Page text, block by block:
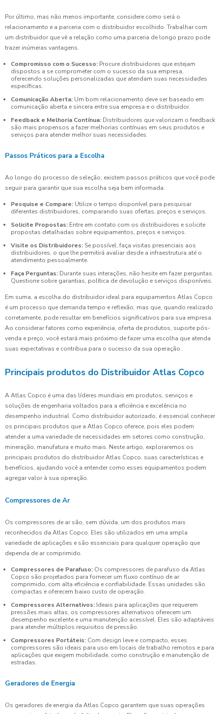
Por último, mas não menos importante, considere como será o
relacionamento e a parceria com o distribuidor escolhido. Trabalhar com
um distribuidor que vê a relação como uma parceria de longo prazo pode
trazer inúmeras vantagens.
Compromisso com o Sucesso: Procure distribuidores que estejam
dispostos a se comprometer com o sucesso da sua empresa,
oferecendo soluções personalizadas que atendam suas necessidades
específicas.
Comunicação Aberta: Um bom relacionamento deve ser baseado em
comunicação aberta e sincera entre sua empresa e o distribuidor.
Feedback e Melhoria Contínua: Distribuidores que valorizam o feedback
são mais propensos a fazer melhorias contínuas em seus produtos e
serviços para atender melhor suas necessidades.
Passos Práticos para a Escolha
Ao longo do processo de seleção, existem passos práticos que você pode
seguir para garantir que sua escolha seja bem informada.
Pesquise e Compare: Utilize o tempo disponível para pesquisar
diferentes distribuidores, comparando suas ofertas, preços e serviços.
Solicite Propostas: Entre em contato com os distribuidores e solicite
propostas detalhadas sobre equipamentos, preços e serviços.
Visite os Distribuidores: Se possível, faça visitas presenciais aos
distribuidores, o que lhe permitirá avaliar desde a infraestrutura até o
atendimento pessoalmente.
Faça Perguntas: Durante suas interações, não hesite em fazer perguntas.
Questione sobre garantias, política de devolução e serviços disponíveis.
Em suma, a escolha do distribuidor ideal para equipamentos Atlas Copco
é um processo que demanda tempo e reflexão, mas que, quando realizado
corretamente, pode resultar em benefícios significativos para sua empresa.
Ao considerar fatores como experiência, oferta de produtos, suporte pós-
venda e preço, você estará mais próximo de fazer uma escolha que atenda
suas expectativas e contribua para o sucesso da sua operação.
Principais produtos do Distribuidor Atlas Copco
A Atlas Copco é uma das líderes mundiais em produtos, serviços e
soluções de engenharia voltados para a eficiência e excelência no
desempenho industrial. Como distribuidor autorizado, é essencial conhecer
os principais produtos que a Atlas Copco oferece, pois eles podem
atender a uma variedade de necessidades em setores como construção,
mineração, manufatura e muito mais. Neste artigo, exploraremos os
principais produtos do distribuidor Atlas Copco, suas características e
benefícios, ajudando você a entender como esses equipamentos podem
agregar valor à sua operação.
Compressores de Ar
Os compressores de ar são, sem dúvida, um dos produtos mais
reconhecidos da Atlas Copco. Eles são utilizados em uma ampla
variedade de aplicações e são essenciais para qualquer operação que
dependa de ar comprimido.
Compressores de Parafuso: Os compressores de parafuso da Atlas
Copco são projetados para fornecer um fluxo contínuo de ar
comprimido, com alta eficiência e confiabilidade. Essas unidades são
compactas e oferecem baixo custo de operação.
Compressores Alternativos: Ideais para aplicações que requerem
pressões mais altas, os compressores alternativos oferecem um
desempenho excelente e uma manutenção acessível. Eles são adaptáveis
para atender múltiplos requisitos de pressão.
Compressores Portáteis: Com design leve e compacto, esses
compressores são ideais para uso em locais de trabalho remotos e para
aplicações que exigem mobilidade, como construção e manutenção de
estradas.
Geradores de Energia
Os geradores de energia da Atlas Copco garantem que suas operações